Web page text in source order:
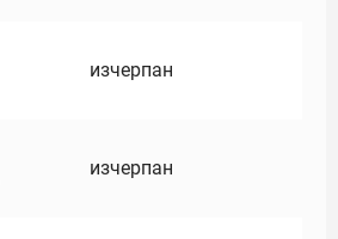
изчерпан
изчерпан